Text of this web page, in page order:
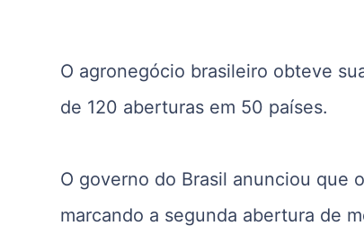
O agronegócio brasileiro obteve
de 120 aberturas em 50 países.
O governo do Brasil anunciou que
marcando a segunda abertura de